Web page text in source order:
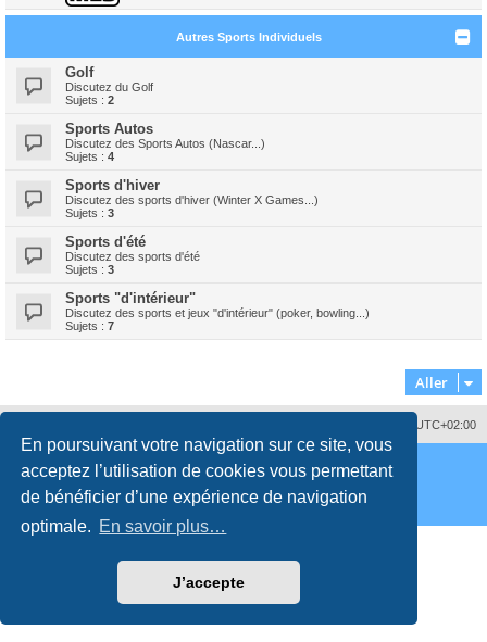
En poursuivant votre navigation sur ce site, vous
acceptez l’utilisation de cookies vous permettant
de bénéficier d’une expérience de navigation
optimale. En savoir plus…
J’accepte
r
Autres Sports Individuels
Golf
Discutez du Golf
Sujets : 2
Sports Autos
Discutez des Sports Autos (Nascar...)
Sujets : 4
Sports d'hiver
Discutez des sports d'hiver (Winter X Games...)
Sujets : 3
Sports d'été
Discutez des sports d'été
Sujets : 3
Sports "d'intérieur"
Discutez des sports et jeux "d'intérieur" (poker, bowling...)
Sujets : 7
Aller
UTC+02:00
Traduction française officielle© Qiaeru
Style proflatpar © Mazeltof2017
Confidentialité| Conditions